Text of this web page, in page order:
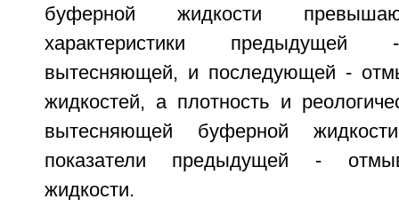
буферной жидкости
характеристики предыдущей
вытесняющей, и последующей -
жидкостей, а плотность и
вытесняющей буферной
показатели предыдущей -
жидкости.